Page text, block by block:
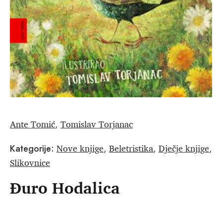
Ante Tomić, Tomislav Torjanac
Kategorije: Nove knjige, Beletristika, Dječje knjige,
Slikovnice
Đuro Hodalica